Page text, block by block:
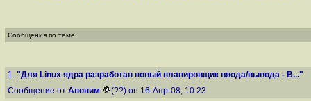
Сообщения по теме
1. "Для Linux ядра разработан новый планировщик ввода/вывода - B..."
Сообщение от Аноним (??) on 16-Апр-08, 10:23